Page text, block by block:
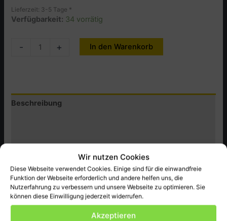
Wir nutzen Cookies
Diese Webseite verwendet Cookies. Einige sind für die einwandfreie
Funktion der Webseite erforderlich und andere helfen uns, die
Nutzerfahrung zu verbessern und unsere Webseite zu optimieren. Sie
können diese Einwilligung jederzeit widerrufen.
Akzeptieren
Lieferzeit: 3-5 Tage *
Verfügbarkeit: 34 vorrätig
-
ZYLINDERFLACHSCHRAUBE
+ In den Warenkorb
Beschreibung
Produktsicherheit (GPSR)
original BMW Ersatzteil passend für NMW 700 ect. NEU
Ähnliche Produkte